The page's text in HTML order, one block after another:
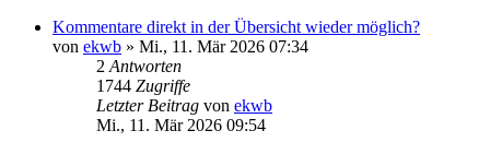
Kommentare direkt in der Übersicht wieder möglich?
von ekwb » Mi., 11. Mär 2026 07:34
2 Antworten
1744 Zugriffe
Letzter Beitrag von ekwb
Mi., 11. Mär 2026 09:54